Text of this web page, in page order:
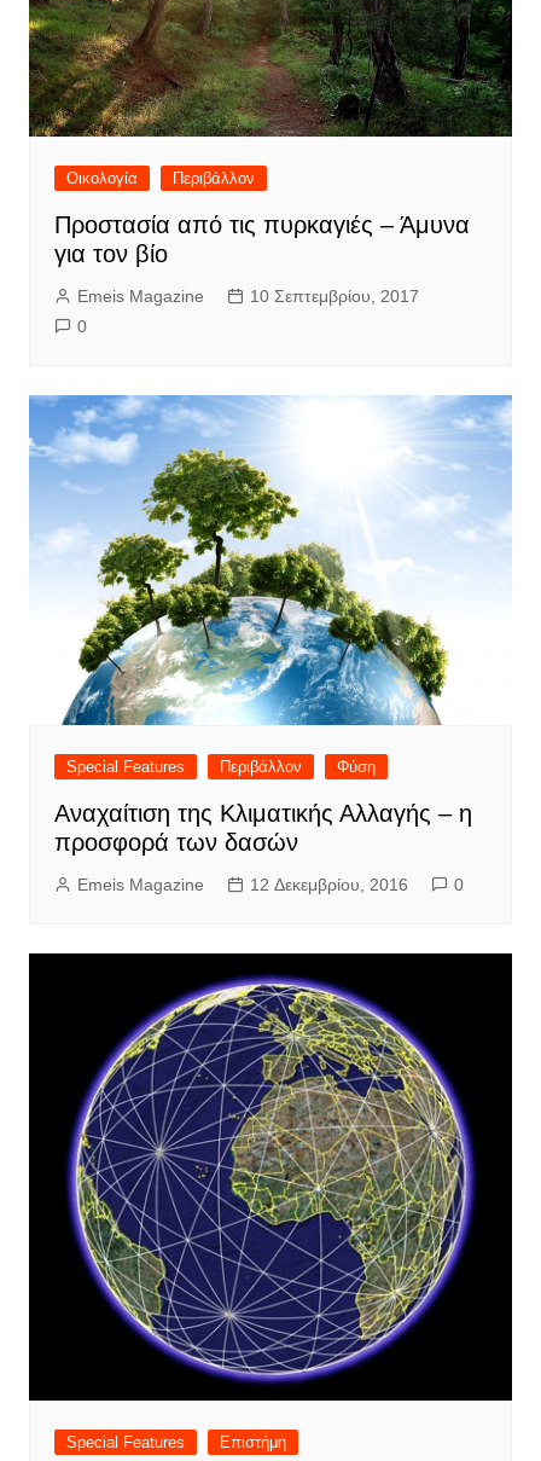
Οικολογία Περιβάλλον
Προστασία από τις πυρκαγιές – Άμυνα
για τον βίο
Emeis Magazine
10 Σεπτεμβρίου, 2017
0
Special Features Περιβάλλον Φύση
Αναχαίτιση της Κλιματικής Αλλαγής – η
προσφορά των δασών
Emeis Magazine 12 Δεκεμβρίου, 2016 0
Special Features Επιστήμη